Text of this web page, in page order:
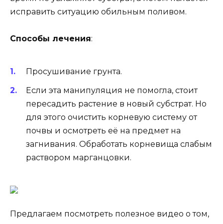
исправить ситуацию обильным поливом.
Способы лечения:
Просушивание грунта.
Если эта манипуляция не помогла, стоит
пересадить растение в новый субстрат. Но
для этого очистить корневую систему от
почвы и осмотреть её на предмет на
загнивания. Обработать корневища слабым
раствором марганцовки.
Предлагаем посмотреть полезное видео о том,